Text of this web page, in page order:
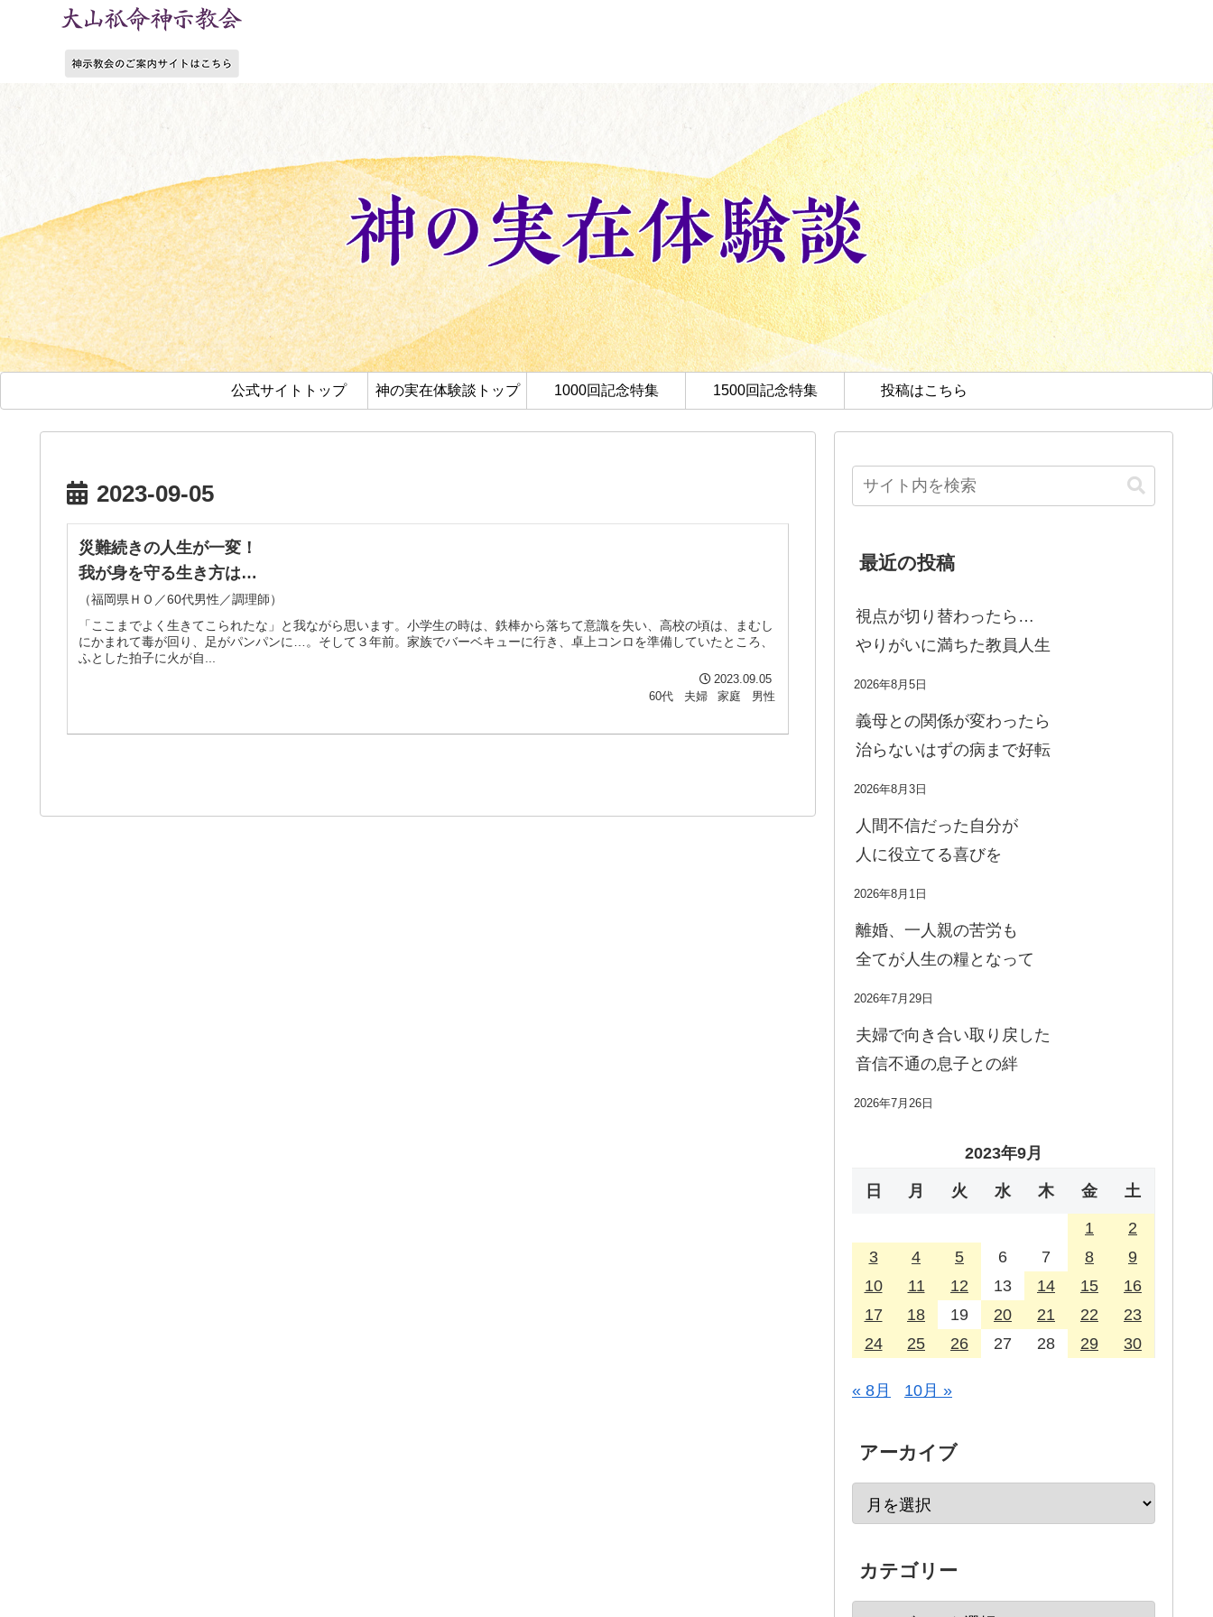
公式サイトトップ 神の実在体験談トップ 1000回記念特集 1500回記念特集 投稿はこちら
2023-09-05
災難続きの人生が一変！
我が身を守る生き方は…
（福岡県ＨＯ／60代男性／調理師）
「ここまでよく生きてこられたな」と我ながら思います。小学生の時は、鉄棒から落ちて意識を失い、高校の頃は、まむし
にかまれて毒が回り、足がパンパンに…。そして３年前。家族でバーベキューに行き、卓上コンロを準備していたところ、
ふとした拍子に火が自...
2023.09.05
60代
夫婦 家庭 男性
最近の投稿
視点が切り替わったら…
やりがいに満ちた教員人生
2026年8月5日
義母との関係が変わったら
治らないはずの病まで好転
2026年8月3日
人間不信だった自分が
人に役立てる喜びを
2026年8月1日
離婚、一人親の苦労も
全てが人生の糧となって
2026年7月29日
夫婦で向き合い取り戻した
音信不通の息子との絆
2026年7月26日
2023年9月
日 月 火 水 木 金 土
1
2
3
4 5 6 7 8
9
10
11 12 13 14 15
16
17
18 19 20 21 22
23
24
25 26 27 28 29 30
« 8月 10月 »
アーカイブ
カテゴリー